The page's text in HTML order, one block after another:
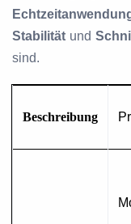
Stabilität und
sind.
Beschreibung